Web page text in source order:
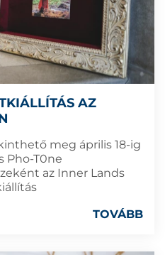
AZ
meg április 18-ig
Pho-T0ne
az Inner Lands
TOVÁBB